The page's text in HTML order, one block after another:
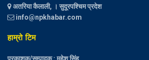
अतरिया कैलाली, । सुदूरपश्चिम प्रदेश
info@npkhabar.com
हाम्रो टिम
प्रकाशक/सम्पादक : महेश सिंह